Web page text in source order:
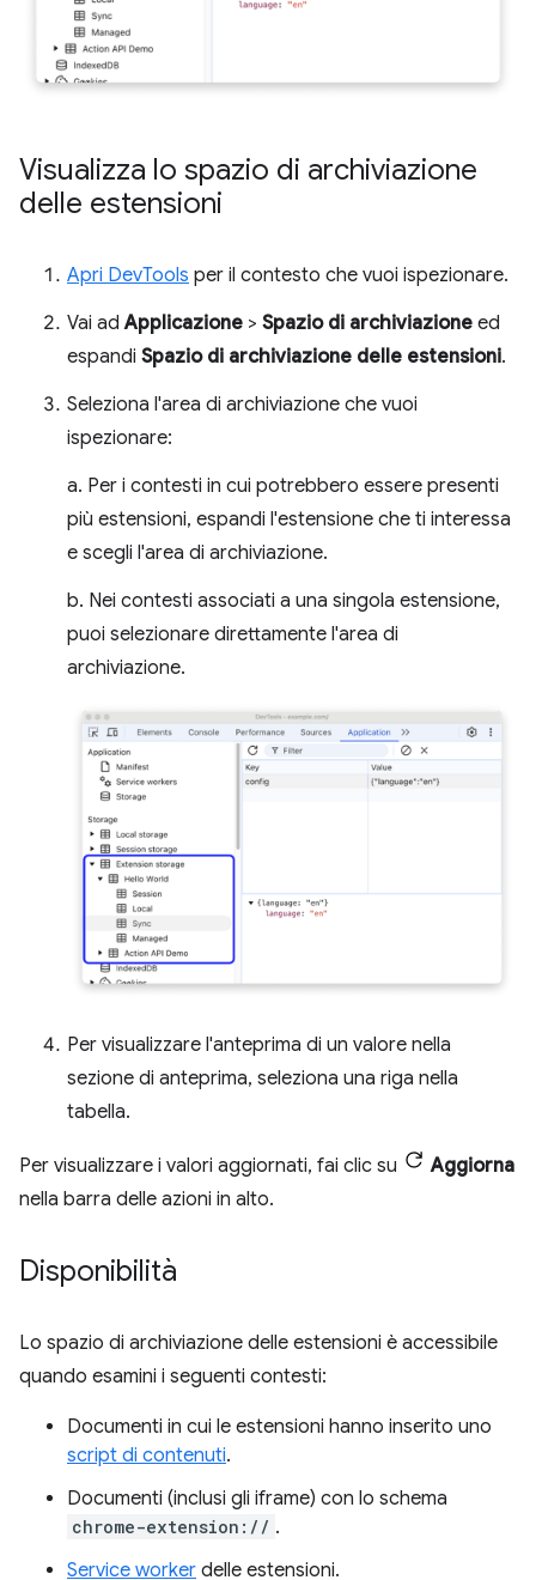
Visualizza lo spazio di archiviazione
delle estensioni
Apri DevTools per il contesto che vuoi ispezionare.
Vai adApplicazione > Spazio di archiviazione ed
espandi Spazio di archiviazione delle estensioni.
Seleziona l'area di archiviazione che vuoi
ispezionare:
a. Per i contesti in cui potrebbero essere presenti
più estensioni, espandi l'estensione che ti interessa
e scegli l'area di archiviazione.
b. Nei contesti associati a una singola estensione,
puoi selezionare direttamente l'area di
archiviazione.
Per visualizzare l'anteprima di un valore nella
sezione di anteprima, seleziona una riga nella
tabella.
Per visualizzare i valori aggiornati, fai clic su
Aggiorna
nella barra delle azioni in alto.
Disponibilità
Lo spazio di archiviazione delle estensioni è accessibile
quando esamini i seguenti contesti:
Documenti in cui le estensioni hanno inserito uno
script di contenuti.
Documenti (inclusi gli iframe) con lo schema
chrome-extension:// .
Service worker delle estensioni.